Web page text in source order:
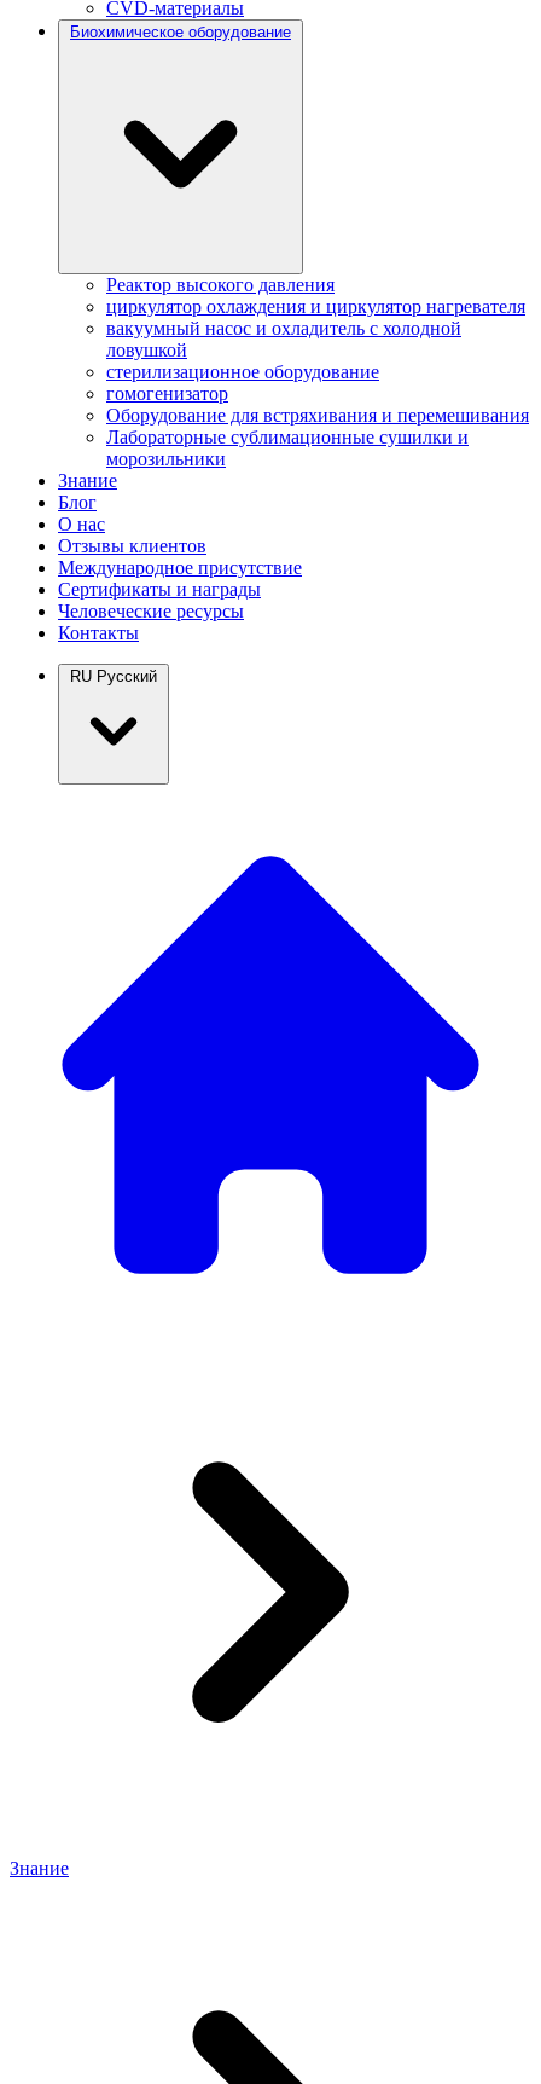
CVD-материалы
Биохимическое оборудование
Реактор высокого давления
циркулятор охлаждения и циркулятор нагревателя
вакуумный насос и охладитель с холодной
ловушкой
стерилизационное оборудование
гомогенизатор
Оборудование для встряхивания и перемешивания
Лабораторные сублимационные сушилки и
морозильники
Знание
Блог
О нас
Отзывы клиентов
Международное присутствие
Сертификаты и награды
Человеческие ресурсы
Контакты
RU Русский
Знание